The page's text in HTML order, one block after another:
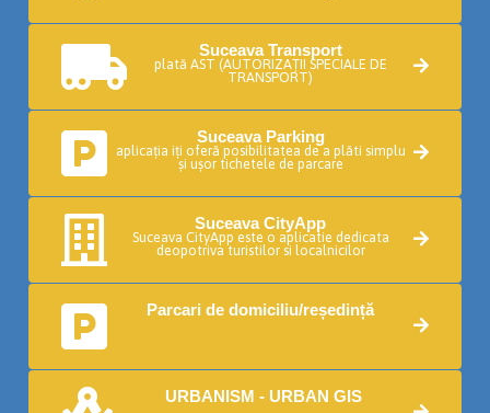
Suceava Transport
plată AST (AUTORIZAȚII SPECIALE DE
TRANSPORT)
Suceava Parking
aplicația iți oferă posibilitatea de a plăti simplu
și ușor tichetele de parcare
Suceava CityApp
Suceava CityApp este o aplicatie dedicata
deopotriva turistilor si localnicilor
Parcari de domiciliu/reședință
URBANISM - URBAN GIS